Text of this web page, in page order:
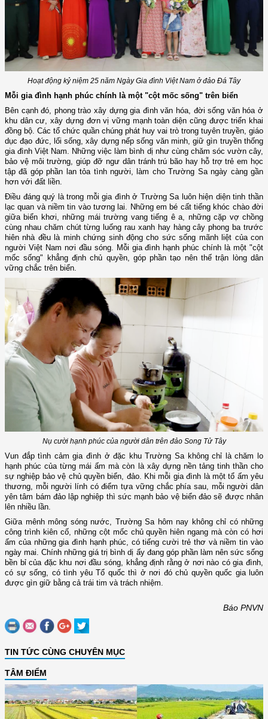
Hoạt động kỷ niệm 25 năm Ngày Gia đình Việt Nam ở đảo Đá Tây
Mỗi gia đình hạnh phúc chính là một "cột mốc sống" trên biển
Bên cạnh đó, phong trào xây dựng gia đình văn hóa, đời sống văn hóa ở
khu dân cư, xây dựng đơn vị vững mạnh toàn diện cũng được triển khai
đồng bộ. Các tổ chức quần chúng phát huy vai trò trong tuyên truyền, giáo
dục đạo đức, lối sống, xây dựng nếp sống văn minh, giữ gìn truyền thống
gia đình Việt Nam. Những việc làm bình dị như cùng chăm sóc vườn cây,
bảo vệ môi trường, giúp đỡ ngư dân tránh trú bão hay hỗ trợ trẻ em học
tập đã góp phần lan tỏa tình người, làm cho Trường Sa ngày càng gần
hơn với đất liền.
Điều đáng quý là trong mỗi gia đình ở Trường Sa luôn hiện diện tinh thần
lạc quan và niềm tin vào tương lai. Những em bé cất tiếng khóc chào đời
giữa biển khơi, những mái trường vang tiếng ê a, những cặp vợ chồng
cùng nhau chăm chút từng luống rau xanh hay hàng cây phong ba trước
hiên nhà đều là minh chứng sinh động cho sức sống mãnh liệt của con
người Việt Nam nơi đầu sóng. Mỗi gia đình hạnh phúc chính là một "cột
mốc sống" khẳng định chủ quyền, góp phần tạo nên thế trận lòng dân
vững chắc trên biển.
Nụ cười hạnh phúc của người dân trên đảo Song Tử Tây
Vun đắp tình cảm gia đình ở đặc khu Trường Sa không chỉ là chăm lo
hạnh phúc của từng mái ấm mà còn là xây dựng nền tảng tinh thần cho
sự nghiệp bảo vệ chủ quyền biển, đảo. Khi mỗi gia đình là một tổ ấm yêu
thương, mỗi người lính có điểm tựa vững chắc phía sau, mỗi người dân
yên tâm bám đảo lập nghiệp thì sức mạnh bảo vệ biển đảo sẽ được nhân
lên nhiều lần.
Giữa mênh mông sóng nước, Trường Sa hôm nay không chỉ có những
công trình kiên cố, những cột mốc chủ quyền hiên ngang mà còn có hơi
ấm của những gia đình hạnh phúc, có tiếng cười trẻ thơ và niềm tin vào
ngày mai. Chính những giá trị bình dị ấy đang góp phần làm nên sức sống
bền bỉ của đặc khu nơi đầu sóng, khẳng định rằng ở nơi nào có gia đình,
có sự sống, có tình yêu Tổ quốc thì ở nơi đó chủ quyền quốc gia luôn
được gìn giữ bằng cả trái tim và trách nhiệm.
Báo PNVN
TIN TỨC CÙNG CHUYÊN MỤC
TÂM ĐIỂM